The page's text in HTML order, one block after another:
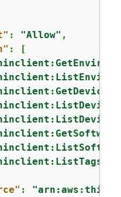
: "Allow" ,
: [
: